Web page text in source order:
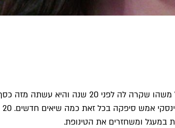
רסקין, תוכנית הבוקר של קשת 12)
במעגל ומשחזרים את הטינופת.